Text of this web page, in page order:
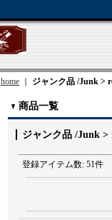
home ジャンク品 /Junk >
商品一覧
ジャンク品 /Junk >
登録アイテム数: 51件